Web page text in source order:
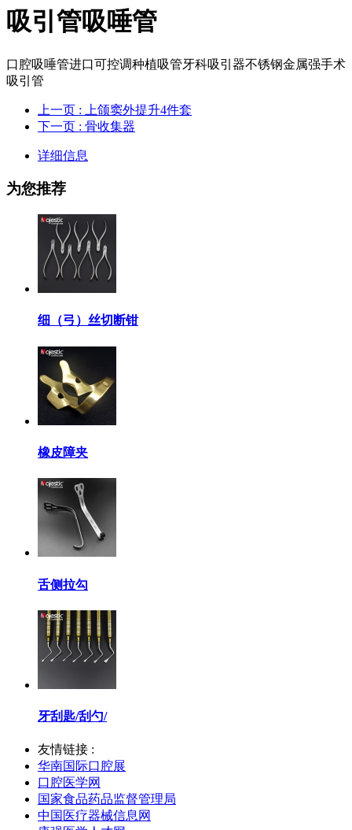
吸引管吸唾管
口腔吸唾管进口可控调种植吸管牙科吸引器不锈钢金属强手术
吸引管
上一页 : 上颌窦外提升4件套
下一页 : 骨收集器
详细信息
为您推荐
细（弓）丝切断钳
橡皮障夹
舌侧拉勾
牙刮匙/刮勺/
友情链接 :
华南国际口腔展
口腔医学网
国家食品药品监督管理局
中国医疗器械信息网